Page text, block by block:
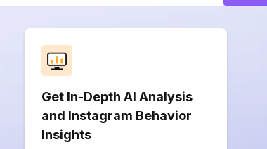
Get In-Depth AI Analysis
and Instagram Behavior
Insights